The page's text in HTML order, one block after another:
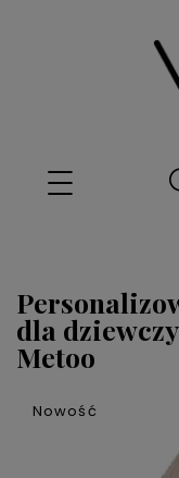
dla
Metoo
Nowość